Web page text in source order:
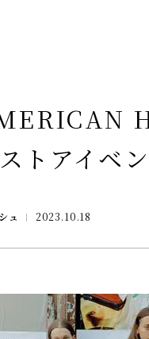
中期経営計画
第三者IRレポート
トアイベ
ュ 2023.10.18